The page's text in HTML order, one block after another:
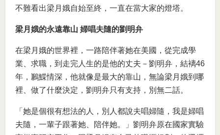
不難看出梁月娥自始至終，一直在當大家的燈塔。
梁月娥的永遠靠山 婦唱夫隨的劉明弁
在梁月娥的世界裡，一路陪伴著她在美國，從完成學
業、求職，到走完人生的是他的丈夫－劉明弁，結褵46
年，鶼鰈情深，他就像是最大的靠山，無論梁月娥到哪
裡、做了什麼決定，劉明弁只有支持，別無二話。
「她是個很有想法的人，別人都說夫唱婦隨，我是婦唱
夫隨，一輩子跟著她、陪伴她。」劉明弁原在國家實驗